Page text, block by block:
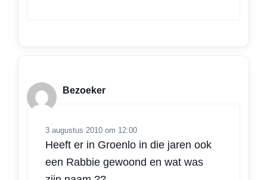
Bezoeker
3 augustus 2010 om 12:00
Heeft er in Groenlo in die jaren ook
een Rabbie gewoond en wat was